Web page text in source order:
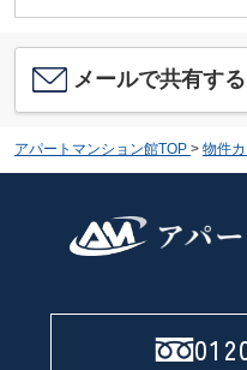
メールで共有する
アパートマンション館TOP > 物件